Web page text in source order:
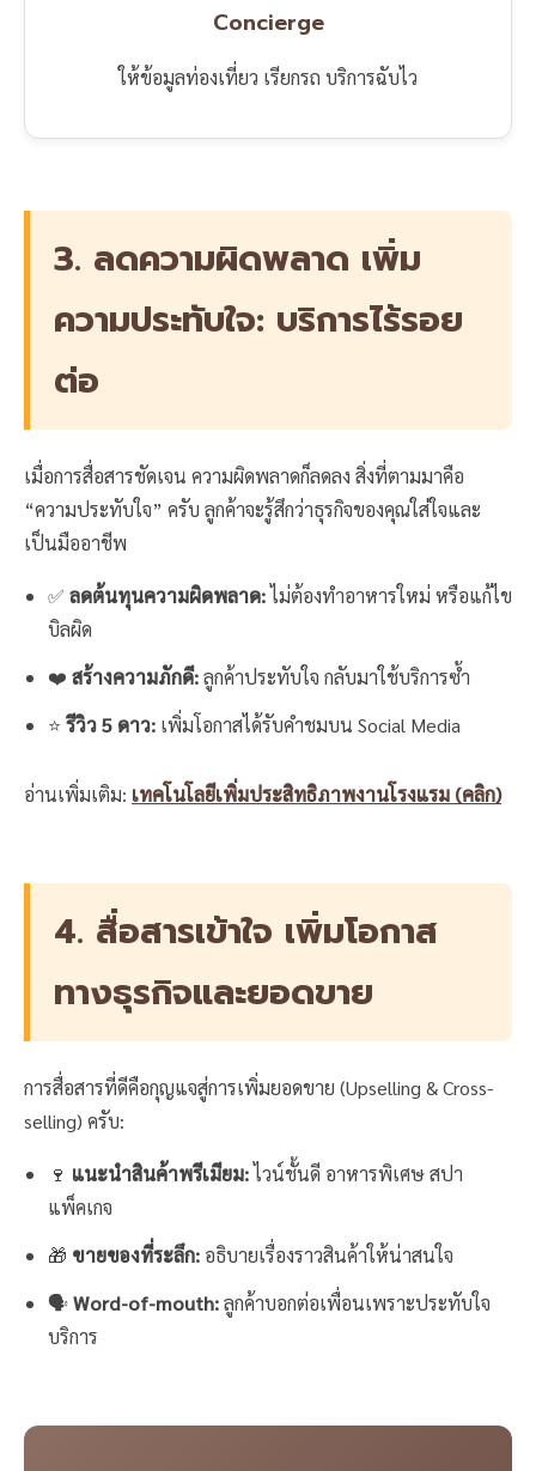
Concierge
ให้ข้อมูลท่องเที่ยว เรียกรถ บริการฉับไว
3. ลดความผิดพลาด เพิ่ม
ความประทับใจ: บริการไร้รอย
ต่อ
เมื่อการสื่อสารชัดเจน ความผิดพลาดก็ลดลง สิ่งที่ตามมาคือ
“ความประทับใจ” ครับ ลูกค้าจะรู้สึกว่าธุรกิจของคุณใส่ใจและ
เป็นมืออาชีพ
✅ ลดต้นทุนความผิดพลาด:ไม่ต้องทำอาหารใหม่ หรือแก้ไข
บิลผิด
❤️ สร้างความภักดี:ลูกค้าประทับใจ กลับมาใช้บริการซ้ำ
⭐ รีวิว 5 ดาว: เพิ่มโอกาสได้รับคำชมบน Social Media
อ่านเพิ่มเติม: เทคโนโลยีเพิ่มประสิทธิภาพงานโรงแรม (คลิก)
4. สื่อสารเข้าใจ เพิ่มโอกาส
ทางธุรกิจและยอดขาย
การสื่อสารที่ดีคือกุญแจสู่การเพิ่มยอดขาย (Upselling & Cross-
selling) ครับ:
🍷 แนะนำสินค้าพรีเมียม:ไวน์ชั้นดี อาหารพิเศษ สปา
แพ็คเกจ
🎁 ขายของที่ระลึก: อธิบายเรื่องราวสินค้าให้น่าสนใจ
🗣️Word-of-mouth:ลูกค้าบอกต่อเพื่อนเพราะประทับใจ
บริการ